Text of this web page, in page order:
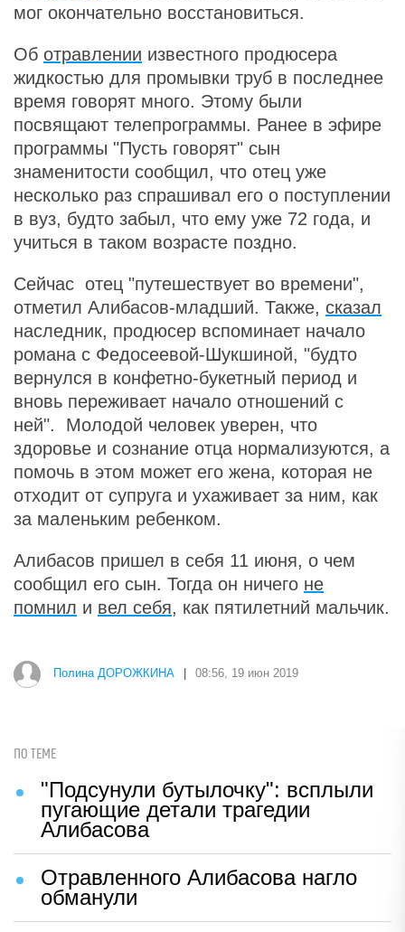
мог окончательно восстановиться.
Об отравлении известного продюсера
жидкостью для промывки труб в последнее
время говорят много. Этому были
посвящают телепрограммы. Ранее в эфире
программы "Пусть говорят" сын
знаменитости сообщил, что отец уже
несколько раз спрашивал его о поступлении
в вуз, будто забыл, что ему уже 72 года, и
учиться в таком возрасте поздно.
Сейчас отец "путешествует во времени",
отметил Алибасов-младший. Также, сказал
наследник, продюсер вспоминает начало
романа с Федосеевой-Шукшиной, "будто
вернулся в конфетно-букетный период и
вновь переживает начало отношений с
ней". Молодой человек уверен, что
здоровье и сознание отца нормализуются, а
помочь в этом может его жена, которая не
отходит от супруга и ухаживает за ним, как
за маленьким ребенком.
Алибасов пришел в себя 11 июня, о чем
сообщил его сын. Тогда он ничего не
помнил и вел себя, как пятилетний мальчик.
Полина ДОРОЖКИНА 08:56, 19 июн 2019
ПО ТЕМЕ
"Подсунули бутылочку": всплыли
пугающие детали трагедии
Алибасова
Отравленного Алибасова нагло
обманули